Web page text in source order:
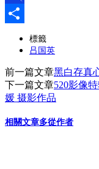
Pinboard
標籤
吕国英
前一篇文章黑白存真
下一篇文章520影像
媛 摄影作品
相關文章多從作者